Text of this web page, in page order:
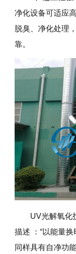
净化设备可适应
脱臭、净化处理
靠。
UV光解氧化
描述 ：“以能量
同样具有自净功